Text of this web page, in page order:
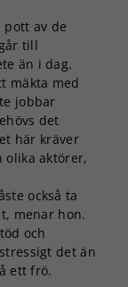
av de
till
än i dag.
mäkta med
jobbar
det
här kräver
olika aktörer,
också ta
menar hon.
och
det än
ett frö.
ska
så